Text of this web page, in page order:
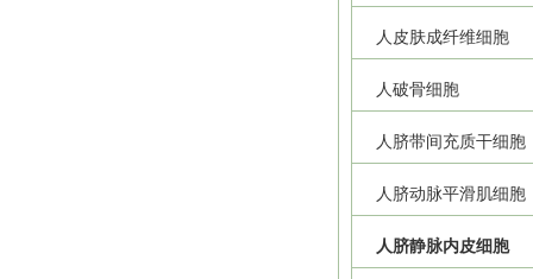
人皮肤成纤维细胞
人破骨细胞
人脐带间充质干细胞
人脐动脉平滑肌细胞
人脐静脉内皮细胞